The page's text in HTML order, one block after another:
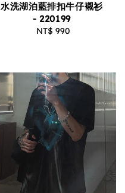
水洗湖泊藍排扣牛仔襯衫
- 220199
Regular
NT$ 990